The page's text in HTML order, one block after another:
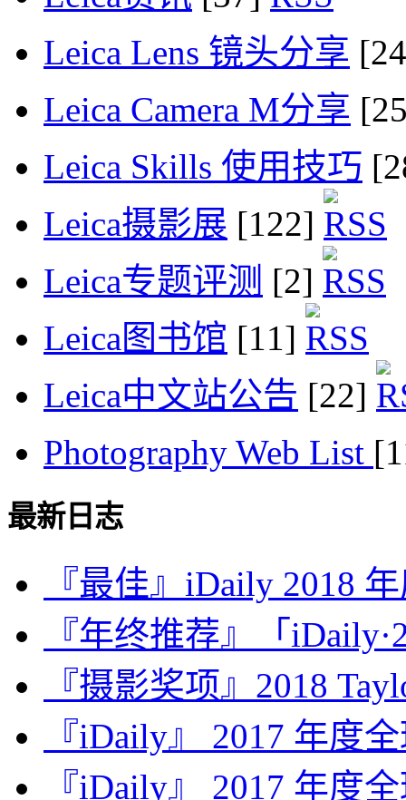
Leica Lens 镜头分享
Leica Camera M分享
Leica Skills 使用技巧
Leica摄影展 [122]
Leica专题评测 [2]
Leica图书馆 [11]
Leica中文站公告 [22]
Photography Web List
最新日志
『最佳』iDaily 2018
『年终推荐』「
『摄影奖项』2018
『iDaily』 2017 年度
『iDaily』 2017 年度